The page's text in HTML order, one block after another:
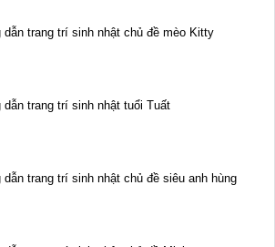
dẫn trang trí sinh nhật chủ đề mèo Kitty
dẫn trang trí sinh nhật tuổi Tuất
dẫn trang trí sinh nhật chủ đề siêu anh hùng